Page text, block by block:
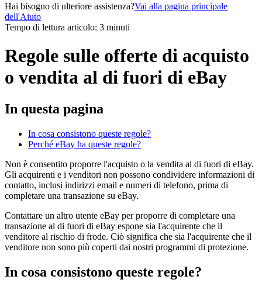
Hai bisogno di ulteriore assistenza?Vai alla pagina principale
dell'Aiuto
Tempo di lettura articolo: 3 minuti
Regole sulle offerte di acquisto
o vendita al di fuori di eBay
In questa pagina
In cosa consistono queste regole?
Perché eBay ha queste regole?
Non è consentito proporre l'acquisto o la vendita al di fuori di eBay.
Gli acquirenti e i venditori non possono condividere informazioni di
contatto, inclusi indirizzi email e numeri di telefono, prima di
completare una transazione su eBay.
Contattare un altro utente eBay per proporre di completare una
transazione al di fuori di eBay espone sia l'acquirente che il
venditore al rischio di frode. Ciò significa che sia l'acquirente che il
venditore non sono più coperti dai nostri programmi di protezione.
In cosa consistono queste regole?